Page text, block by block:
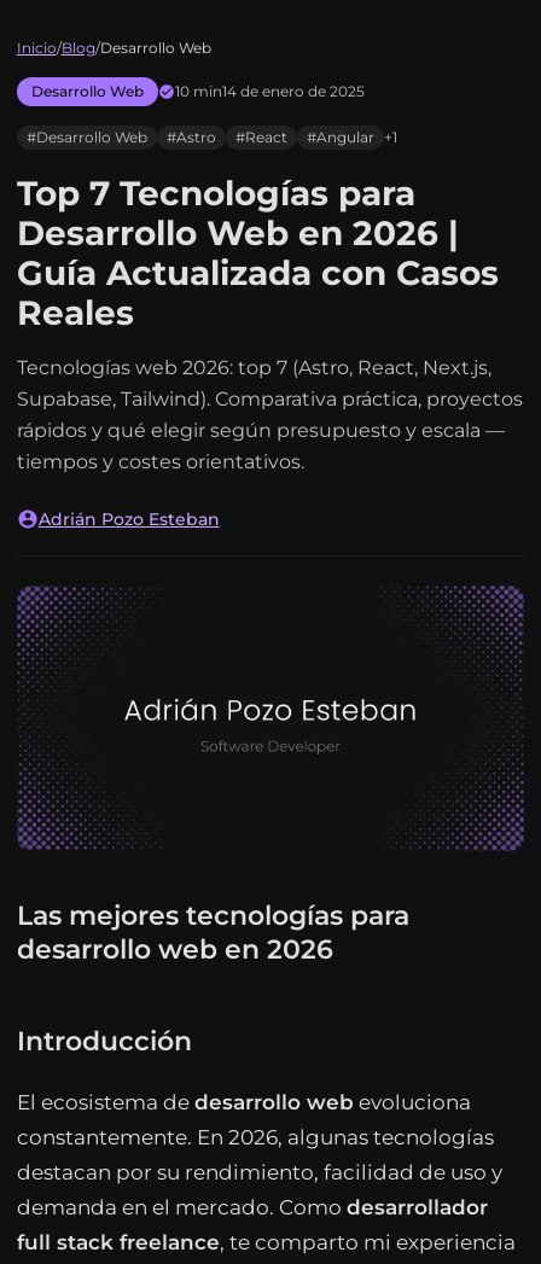
Inicio/Blog/Desarrollo Web
Desarrollo Web 10 min14 de enero de 2025
#Desarrollo Web #Astro #React #Angular +1
Top 7 Tecnologías para
Desarrollo Web en 2026 |
Guía Actualizada con Casos
Reales
Tecnologías web 2026: top 7 (Astro, React, Next.js,
Supabase, Tailwind). Comparativa práctica, proyectos
rápidos y qué elegir según presupuesto y escala —
tiempos y costes orientativos.
Adrián Pozo Esteban
Las mejores tecnologías para
desarrollo web en 2026
Introducción
El ecosistema de desarrollo web evoluciona
constantemente. En 2026, algunas tecnologías
destacan por su rendimiento, facilidad de uso y
demanda en el mercado. Como desarrollador
full stack freelance, te comparto mi experiencia